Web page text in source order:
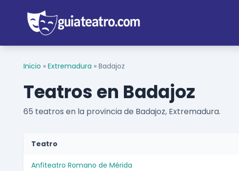
Inicio » Extremadura » Badajoz
Teatros en Badajoz
65 teatros en la provincia de Badajoz, Extremadura.
Teatro
Anfiteatro Romano de Mérida